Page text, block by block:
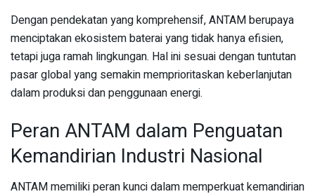
Dengan pendekatan yang komprehensif, ANTAM berupaya
menciptakan ekosistem baterai yang tidak hanya efisien,
tetapi juga ramah lingkungan. Hal ini sesuai dengan tuntutan
pasar global yang semakin memprioritaskan keberlanjutan
dalam produksi dan penggunaan energi.
Peran ANTAM dalam Penguatan
Kemandirian Industri Nasional
ANTAM memiliki peran kunci dalam memperkuat kemandirian